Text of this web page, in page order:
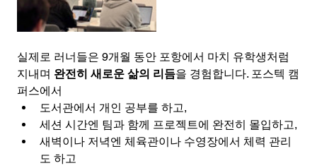
실제로 러너들은 9개월 동안 포항에서 마치 유학생처럼
지내며 완전히 새로운 삶의 리듬을 경험합니다. 포스텍 캠
퍼스에서
도서관에서 개인 공부를 하고,
세션 시간엔 팀과 함께 프로젝트에 완전히 몰입하고,
새벽이나 저녁엔 체육관이나 수영장에서 체력 관리
도 하고